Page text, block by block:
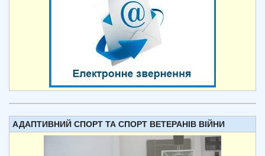
АДАПТИВНИЙ СПОРТ ТА СПОРТ ВЕТЕРАНІВ ВІЙНИ